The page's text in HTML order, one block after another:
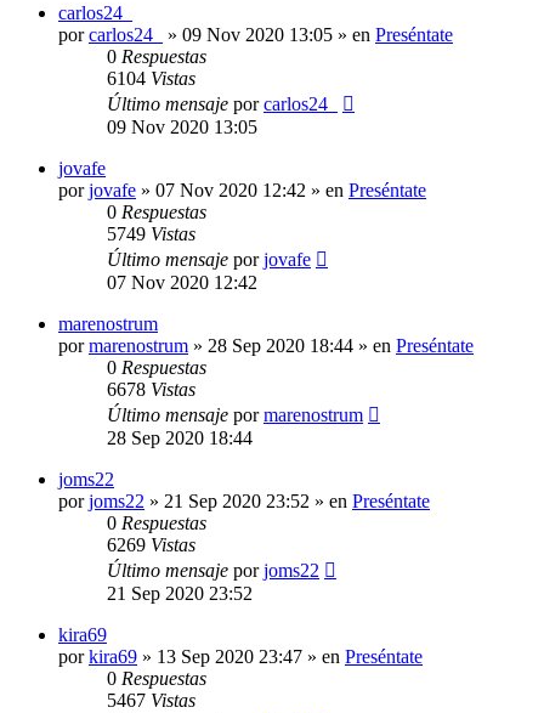
carlos24_
porcarlos24_ » 09 Nov 2020 13:05 » en Preséntate
0 Respuestas
6104 Vistas
Último mensaje porcarlos24_
09 Nov 2020 13:05
jovafe
porjovafe » 07 Nov 2020 12:42 » en Preséntate
0 Respuestas
5749 Vistas
Último mensaje porjovafe
07 Nov 2020 12:42
marenostrum
pormarenostrum » 28 Sep 2020 18:44 » en Preséntate
0 Respuestas
6678 Vistas
Último mensaje pormarenostrum
28 Sep 2020 18:44
joms22
porjoms22 » 21 Sep 2020 23:52 » en Preséntate
0 Respuestas
6269 Vistas
Último mensaje porjoms22
21 Sep 2020 23:52
kira69
porkira69 » 13 Sep 2020 23:47 » en Preséntate
0 Respuestas
5467 Vistas